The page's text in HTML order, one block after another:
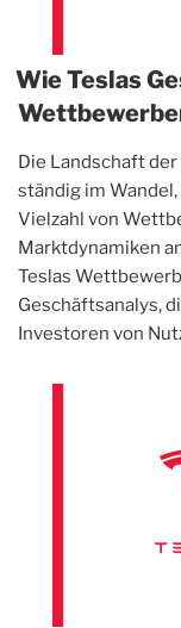
Wie Teslas
Die Landschaft
ständig im
Vielzahl von
Marktdynamiken
Teslas
Geschäftsanalys,
Investoren von